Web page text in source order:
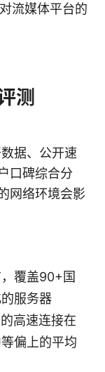
流媒体平台的
测
据、公开速
口碑综合分
网络环境会影
覆盖90+国
服务器
高速连接在
偏上的平均